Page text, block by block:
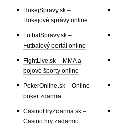
HokejSpravy.sk –
Hokejové správy online
FutbalSpravy.sk –
Futbalový portál online
FightLive.sk – MMA a
bojové športy online
PokerOnline.sk – Online
poker zdarma
CasinoHryZdarma.sk –
Casino hry zadarmo